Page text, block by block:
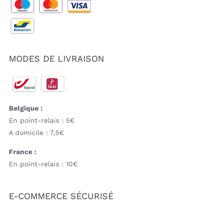
MODES DE LIVRAISON
Belgique :
En point-relais : 5€
A domicile : 7,5€
France :
En point-relais : 10€
E-COMMERCE SÉCURISÉ